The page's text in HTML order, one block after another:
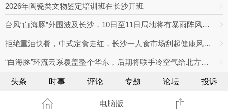
2026年陶瓷类文物鉴定培训班在长沙开班
台风“白海豚”外围波及长沙，10日至11日局地将有暴雨阵风，最高达9级
拒绝重油快餐，中式定食走红，长沙一人食市场刮起健康风｜消费新观察
“白海豚”环流云系覆盖整个华东，后期将联手冷空气给北方制造极端降雨
头条 时事 评论 专题 论坛 投诉
电脑版